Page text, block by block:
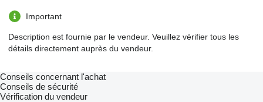
Important
Description est fournie par le vendeur. Veuillez vérifier tous les
détails directement auprès du vendeur.
Conseils concernant l'achat
Conseils de sécurité
Vérification du vendeur